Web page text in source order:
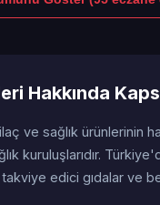
Hakkında
ve sağlık ürünlerinin
kuruluşlarıdır.
edici gıdalar ve